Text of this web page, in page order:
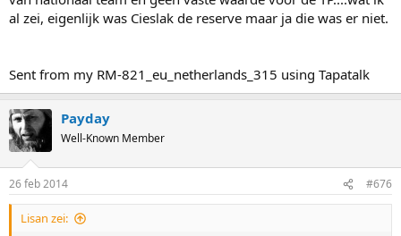
al zei, eigenlijk was Cieslak de reserve maar ja die was er niet.
Sent from my RM-821_eu_netherlands_315 using Tapatalk
Payday
Well-Known Member
26 feb 2014 #676
Lisan zei: